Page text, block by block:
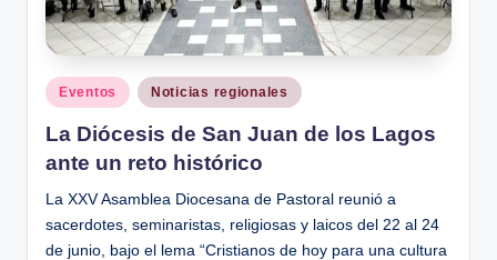
Publicado
en
Eventos Noticias regionales
La Diócesis de San Juan de los Lagos
ante un reto histórico
La XXV Asamblea Diocesana de Pastoral reunió a
sacerdotes, seminaristas, religiosas y laicos del 22 al 24
de junio, bajo el lema “Cristianos de hoy para una cultura